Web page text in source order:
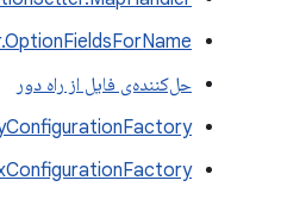
حل‌کننده‌ی فایل از راه دور